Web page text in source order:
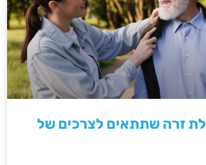
זרה שתתאים לצרכים של